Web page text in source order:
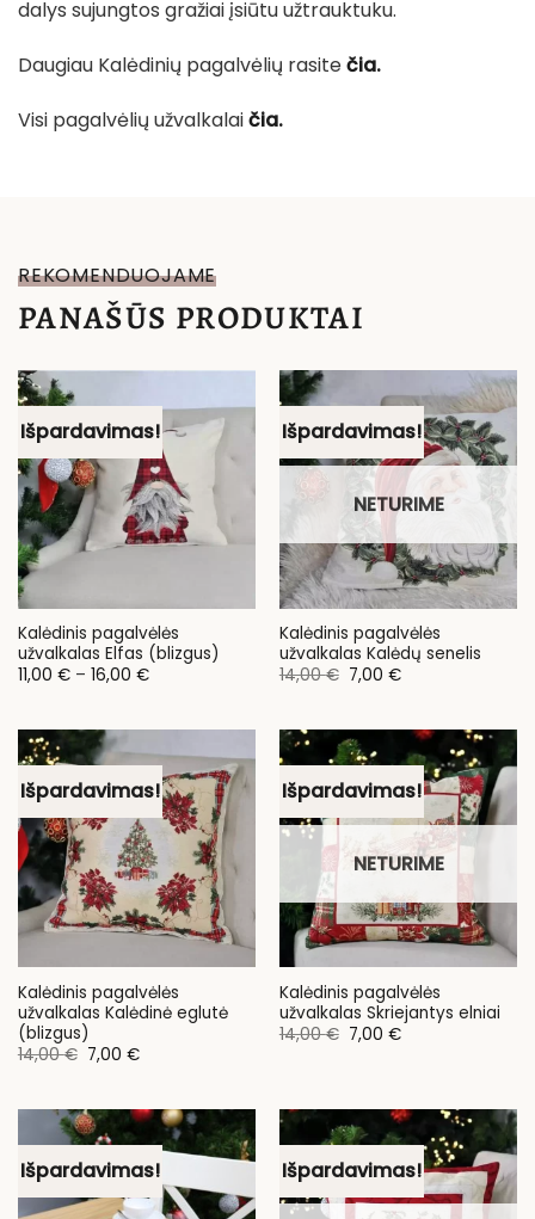
dalys sujungtos gražiai įsiūtu užtrauktuku.
Daugiau Kalėdinių pagalvėlių rasitečia.
Visi pagalvėlių užvalkalaičia.
REKOMENDUOJAME
PANAŠŪS PRODUKTAI
Išpardavimas!
Kalėdinis pagalvėlės
užvalkalas Elfas (blizgus)
11,00 € – 16,00 €Price
16,00 €
Išpardavimas!
NETURIME
Kalėdinis pagalvėlės
užvalkalas Kalėdų senelis
14,00€ Original
price
7,00 €Current
Išpardavimas!
Kalėdinis pagalvėlės
užvalkalas Kalėdinė eglutė
(blizgus)
14,00€ Original
price
7,00 €Current
Išpardavimas!
NETURIME
Kalėdinis pagalvėlės
užvalkalas Skriejantys elniai
14,00€ Original
price
7,00 €Current
Išpardavimas! Išpardavimas!